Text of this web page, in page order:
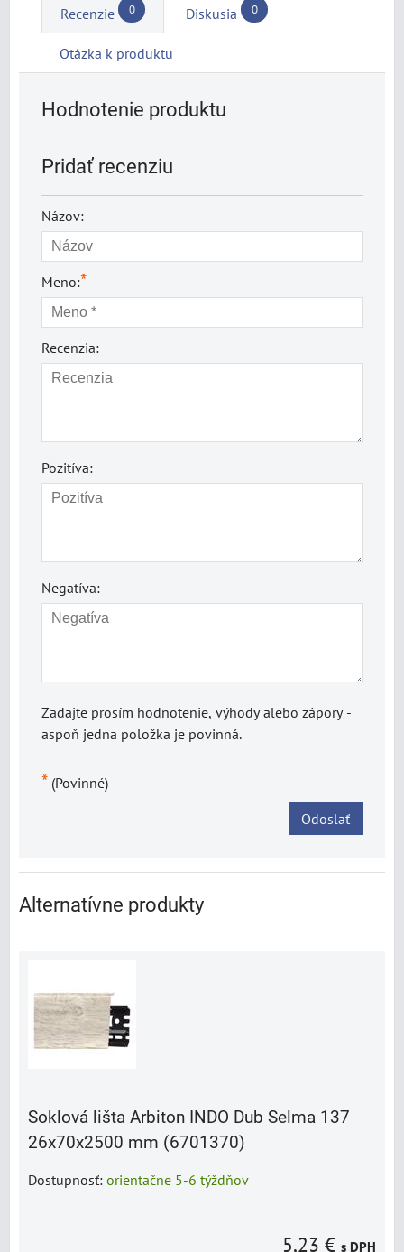
Recenzie 0 Diskusia 0
Otázka k produktu
Hodnotenie produktu
Pridať recenziu
Názov:
Meno:*
Recenzia:
Pozitíva:
Negatíva:
Zadajte prosím hodnotenie, výhody alebo zápory -
aspoň jedna položka je povinná.
* (Povinné)
Odoslať
Alternatívne produkty
Soklová lišta Arbiton INDO Dub Selma 137
26x70x2500 mm (6701370)
Dostupnosť: orientačne 5-6 týždňov
5,23 € s DPH